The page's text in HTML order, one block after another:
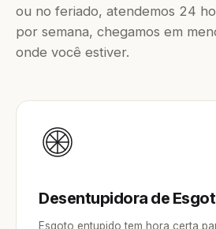
ou no feriado, atendemos 24
por semana, chegamos em
onde você estiver.
Desentupidora de
Esgoto entupido tem hora certa